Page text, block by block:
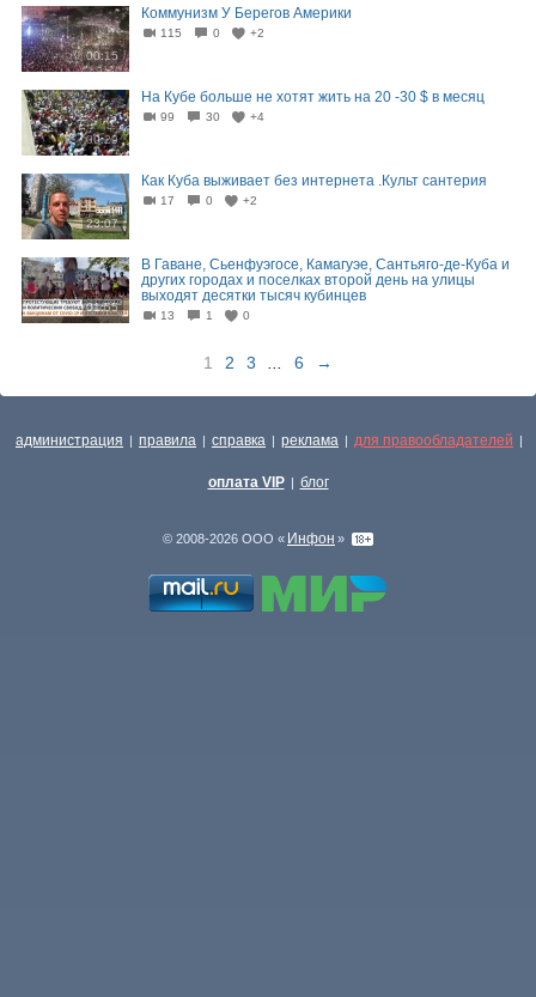
00:15
Коммунизм У Берегов Америки
115 0 +2
00:29
На Кубе больше не хотят жить на 20 -30 $ в месяц
99 30 +4
23:07
Как Куба выживает без интернета .Культ сантерия
17 0 +2
01:55
В Гаване, Сьенфуэгосе, Камагуэе, Сантьяго-де-Куба и
других городах и поселках второй день на улицы
выходят десятки тысяч кубинцев
13 1 0
1 2 3 6 →
администрация | правила | справка | реклама | для правообладателей |
оплата VIP | блог
© 2008-2026 ООО « Инфон »